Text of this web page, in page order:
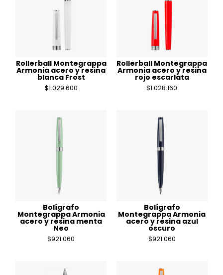
Rollerball Montegrappa
Armonia acero y resina
blanca Frost
$1.029.600
Rollerball Montegrappa
Armonia acero y resina
rojo escarlata
$1.028.160
Bolígrafo
Montegrappa Armonia
acero y resina menta
Neo
$921.060
Bolígrafo
Montegrappa Armonia
acero y resina azul
oscuro
$921.060